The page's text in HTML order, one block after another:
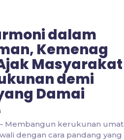
dalam
Kemenag
Masyarakat
demi
Damai
Membangun kerukunan umat
dengan cara pandang yang